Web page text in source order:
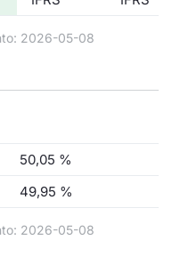
2026-05-08
50,05 %
49,95 %
2026-05-08